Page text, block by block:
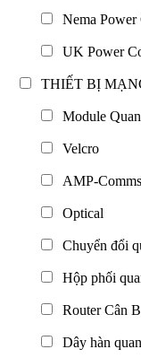
Nema Power
UK Power
THIẾT BỊ
Module
Velcro
AMP-
Optical
Chuyển đổi
Hộp phối
Router Cân
Dây hàn